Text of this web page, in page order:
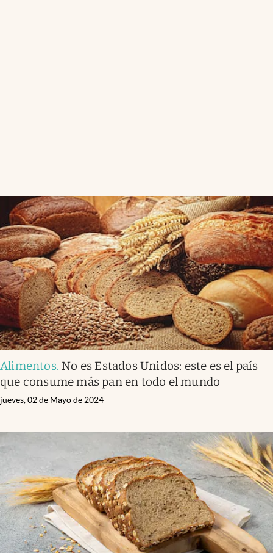
Alimentos. No es Estados Unidos: este es el país
que consume más pan en todo el mundo
jueves, 02 de Mayo de 2024